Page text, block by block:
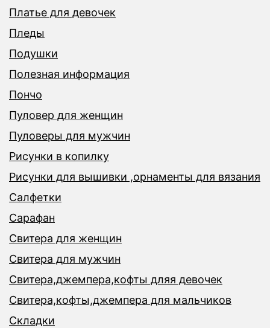
Платье для девочек
Пледы
Подушки
Полезная информация
Пончо
Пуловер для женщин
Пуловеры для мужчин
Рисунки в копилку
Рисунки для вышивки ,орнаменты для вязания
Салфетки
Сарафан
Свитера для женщин
Свитера для мужчин
Свитера,джемпера,кофты дляя девочек
Свитера,кофты,джемпера для мальчиков
Складки